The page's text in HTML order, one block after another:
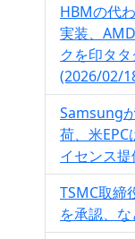
HBMの代
実装、
クを印タ
(2026/02/
Samsung
荷、米
イセンス
TSMC取締
を承認、